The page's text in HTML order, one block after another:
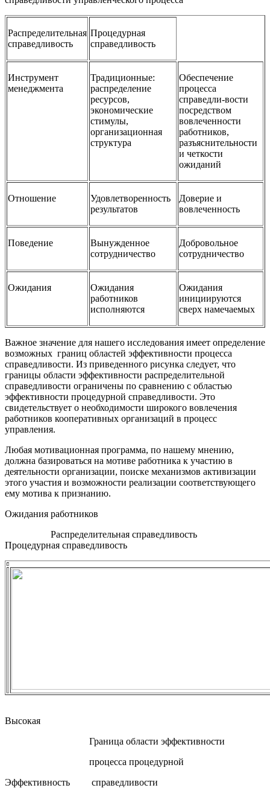
Распределительная
справедливость
Процедурная
справедливость
Инструмент
менеджмента
Традиционные:
распределение
ресурсов,
экономические
стимулы,
организационная
структура
Обеспечение
процесса
справедли-вости
посредством
вовлеченности
работников,
разъяснительности
и четкости
ожиданий
Отношение
Удовлетворенность
результатов
Доверие и
вовлеченность
Поведение
Вынужденное
сотрудничество
Добровольное
сотрудничество
Ожидания
Ожидания
работников
исполняются
Ожидания
инициируются
сверх намечаемых
Важное значение для нашего исследования имеет определение
возможных границ областей эффективности процесса
справедливости. Из приведенного рисунка следует, что
границы области эффективности распределительной
справедливости ограничены по сравнению с областью
эффективности процедурной справедливости. Это
свидетельствует о необходимости широкого вовлечения
работников кооперативных организаций в процесс
управления.
Любая мотивационная программа, по нашему мнению,
должна базироваться на мотиве работника к участию в
деятельности организации, поиске механизмов активизации
этого участия и возможности реализации соответствующего
ему мотива к признанию.
Ожидания работников
Распределительная справедливость
Процедурная справедливость
Высокая
Граница области эффективности
процесса процедурной
Эффективность справедливости